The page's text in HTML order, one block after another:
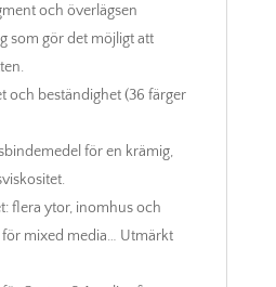
och överlägsen
som gör det möjligt att
och beständighet (36 färger
för en krämig,
flera ytor, inomhus och
mixed media… Utmärkt